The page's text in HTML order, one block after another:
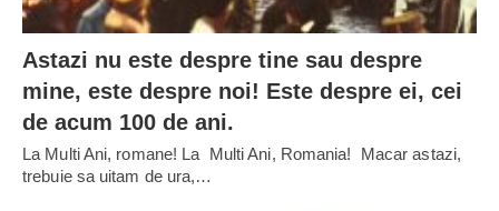
Astazi nu este despre tine sau despre
mine, este despre noi! Este despre ei, cei
de acum 100 de ani.
La Multi Ani, romane! La Multi Ani, Romania! Macar astazi,
trebuie sa uitam de ura,…